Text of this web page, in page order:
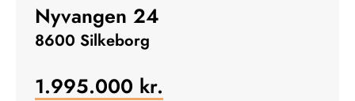
Nyvangen 24
8600 Silkeborg
1.995.000 kr.